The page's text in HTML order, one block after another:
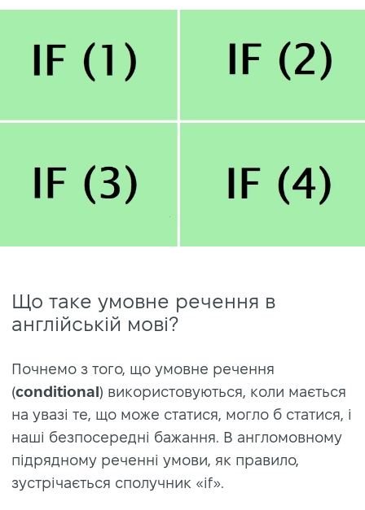
Що таке умовне речення в
англійській мові?
Почнемо з того, що умовне речення
(conditional) використовуються, коли мається
на увазі те, що може статися, могло б статися, і
наші безпосередні бажання. В англомовному
підрядному реченні умови, як правило,
зустрічається сполучник «if».